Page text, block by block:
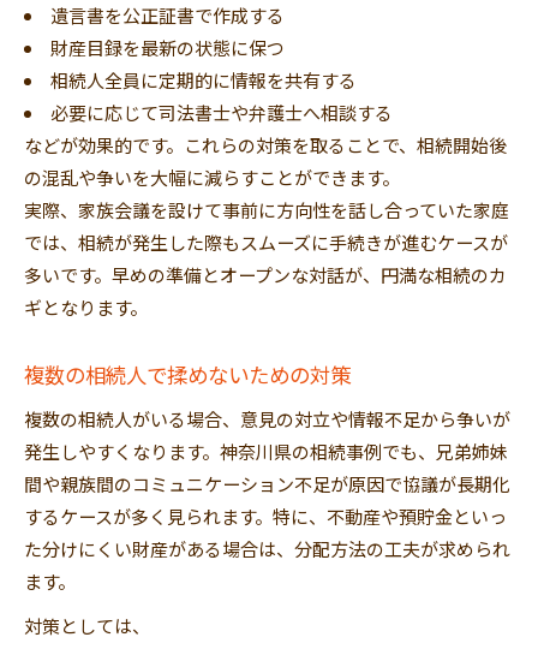
遺言書を公正証書で作成する
財産目録を最新の状態に保つ
相続人全員に定期的に情報を共有する
必要に応じて司法書士や弁護士へ相談する
などが効果的です。これらの対策を取ることで、相続開始後
の混乱や争いを大幅に減らすことができます。
実際、家族会議を設けて事前に方向性を話し合っていた家庭
では、相続が発生した際もスムーズに手続きが進むケースが
多いです。早めの準備とオープンな対話が、円満な相続のカ
ギとなります。
複数の相続人で揉めないための対策
複数の相続人がいる場合、意見の対立や情報不足から争いが
発生しやすくなります。神奈川県の相続事例でも、兄弟姉妹
間や親族間のコミュニケーション不足が原因で協議が長期化
するケースが多く見られます。特に、不動産や預貯金といっ
た分けにくい財産がある場合は、分配方法の工夫が求められ
ます。
対策としては、